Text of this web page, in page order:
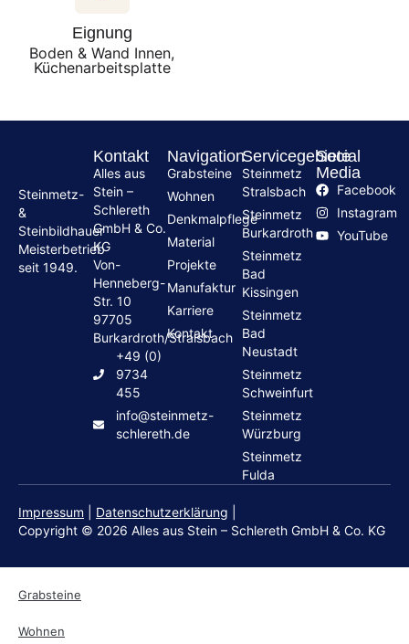
Eignung
Boden & Wand Innen,
Küchenarbeitsplatte
Steinmetz-
&
Steinbildhauer
Meisterbetrieb
seit 1949.
Kontakt
Alles aus
Stein –
Schlereth
GmbH & Co.
KG
Von-
Henneberg-
Str. 10
97705
Burkardroth/Stralsbach
+49 (0)
9734
455
info@steinmetz-
schlereth.de
Navigation
Grabsteine
Wohnen
Denkmalpflege
Material
Projekte
Manufaktur
Karriere
Kontakt
Servicegebiete
Steinmetz
Stralsbach
Steinmetz
Burkardroth
Steinmetz
Bad
Kissingen
Steinmetz
Bad
Neustadt
Steinmetz
Schweinfurt
Steinmetz
Würzburg
Steinmetz
Fulda
Social
Media
Facebook
Instagram
YouTube
Copyright © 2026 Alles aus Stein – Schlereth GmbH & Co. KG
Impressum Datenschutzerklärung
Grabsteine
Wohnen